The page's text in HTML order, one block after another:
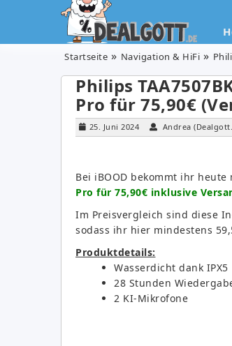
Startseite Navigation & HiFi
Philips
Pro für 75,90€
25. Juni 2024 Andrea
Bei iBOOD bekommt ihr heute
Pro für 75,90€ inklusive
Im Preisvergleich sind diese
sodass ihr hier mindestens
Produktdetails:
Wasserdicht dank IPX5
28 Stunden
2 KI-Mikrofone